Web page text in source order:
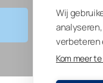
Wij
verbeteren
Kom meer